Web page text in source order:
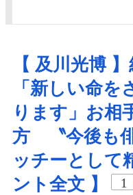
【 及川光博
「新しい命を
ります」お相
方 〝今後も
ッチーとして
ント全文 】
1